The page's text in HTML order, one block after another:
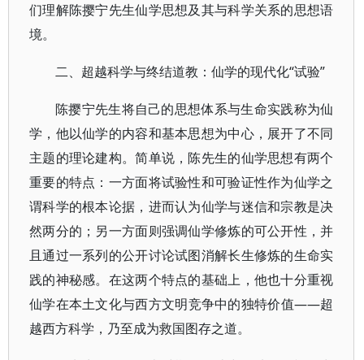
们理解陈撄宁先生仙学思想及其与科学关系的思想语
境。
二、超越科学与终结道教：仙学的现代化“试验”
陈撄宁先生将自己的思想体系与生命实践称为仙
学，他以仙学的内容和基本思想为中心，展开了不同
主题的理论建构。简单说，陈先生的仙学思想有两个
重要的特点：一方面将试验性和可验证性作为仙学之
谓科学的根本论据，进而认为仙学与迷信和宗教是决
然两分的；另一方面则强调仙学修炼的可公开性，并
且通过一系列的公开讨论试图消解长生修炼的生命实
践的神秘感。在这两个特点的基础上，他也十分重视
仙学在本土文化与西方文明竞争中的独特价值——超
越西方科学，乃至成为救国图存之道。